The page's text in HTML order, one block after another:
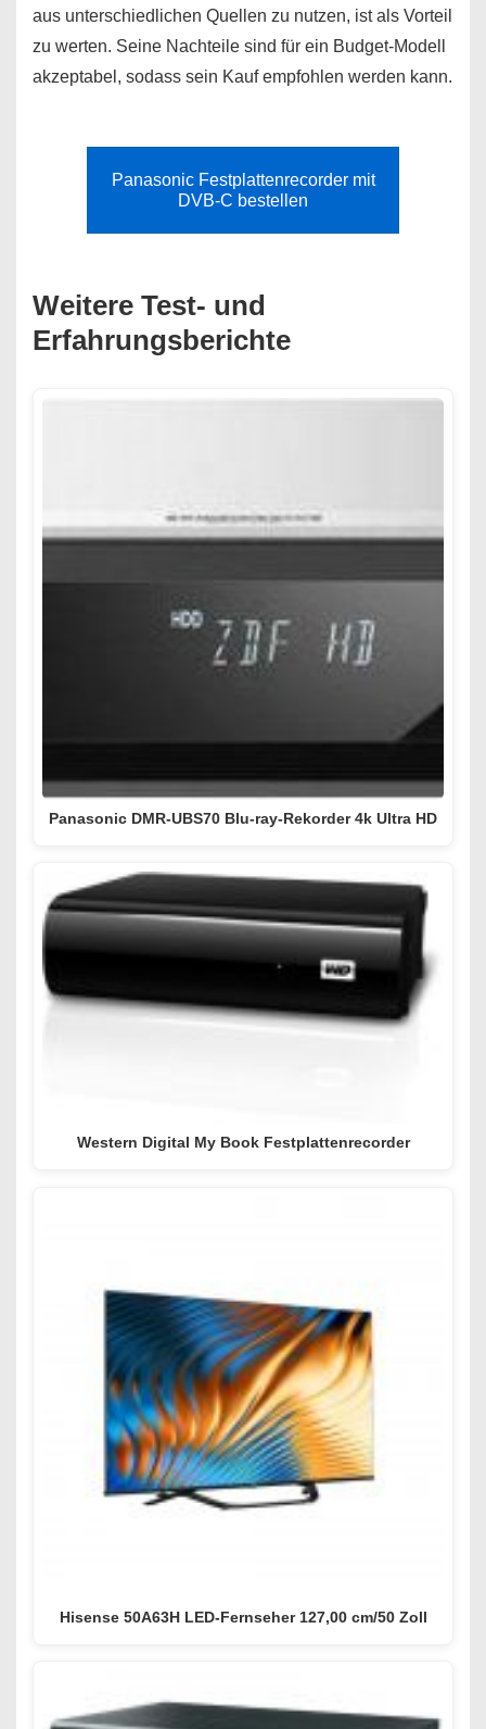
aus unterschiedlichen Quellen zu nutzen, ist als Vorteil
zu werten. Seine Nachteile sind für ein Budget-Modell
akzeptabel, sodass sein Kauf empfohlen werden kann.
Panasonic Festplattenrecorder mit
DVB-C bestellen
Weitere Test- und
Erfahrungsberichte
Panasonic DMR-UBS70 Blu-ray-Rekorder 4k Ultra HD
Western Digital My Book Festplattenrecorder
Hisense 50A63H LED-Fernseher 127,00 cm/50 Zoll